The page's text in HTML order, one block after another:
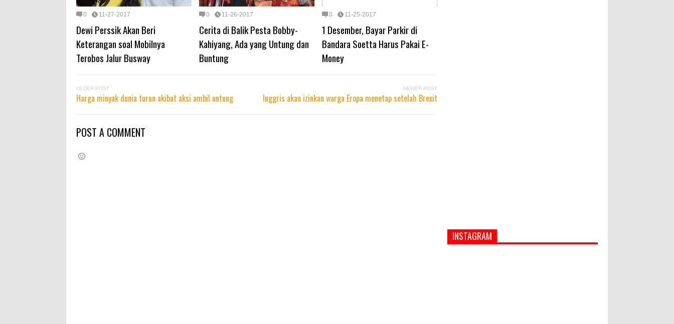
0 11-27-2017
Dewi Perssik Akan Beri
Keterangan soal Mobilnya
Terobos Jalur Busway
0 11-26-2017
Cerita di Balik Pesta Bobby-
Kahiyang, Ada yang Untung dan
Buntung
0 11-25-2017
1 Desember, Bayar Parkir di
Bandara Soetta Harus Pakai E-
Money
OLDER POST
Harga minyak dunia turun akibat aksi ambil untung
NEWER POST
Inggris akan izinkan warga Eropa menetap setelah Brexit
POST A COMMENT
INSTAGRAM